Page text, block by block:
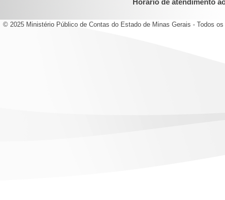
Horário de atendimento
© 2025 Ministério Público de Contas do Estado de Minas Gerais - Todos